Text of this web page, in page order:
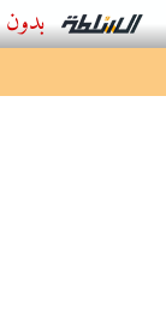
أفضل اشتراك IPTV بدون تقطيع 2026 – دليل المشاهد العصري